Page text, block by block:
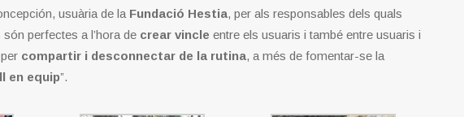
usuària de la Fundació Hestia, per als responsables dels quals
perfectes a l’hora de crear vincle entre els usuaris i també entre usuaris i
compartir i desconnectar de la rutina, a més de fomentar-se la
en equip”.